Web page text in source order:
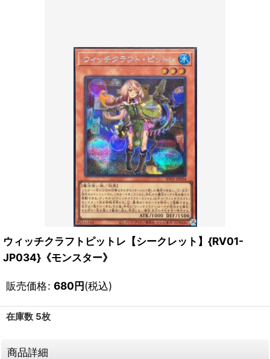
ウィッチクラフトピットレ【シークレット】{RV01-
JP034}《モンスター》
販売価格: 680円(税込)
在庫数 5枚
商品詳細